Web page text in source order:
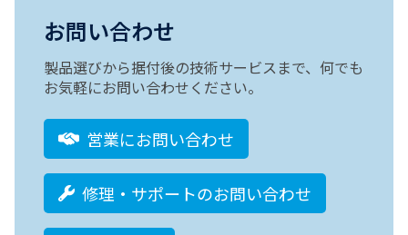
お問い合わせ
製品選びから据付後の技術サービスまで、何でも
お気軽にお問い合わせください。
営業にお問い合わせ
修理・サポートのお問い合わせ